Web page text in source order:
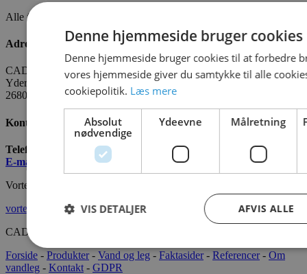
Alle fakta om CADO er tilgængelige
Adresse
CADO AQUA Danmark
Yderholmvej 35
2680 Solrød
Kontakt os
Telefon:
+45 7022 2628
E-mail
info@cado.dk
Vortex International
vortex-intl.com
CADOAQUA® 2022 Alle rettigheder forbeholdes.
Forside - Produkter- Vand og leg - Faktasider- Referencer- Om
vandleg - Kontakt - GDPR
Denne hjemmeside bruger cookies
Denne hjemmeside bruger cookies til at forbedre
vores hjemmeside giver du samtykke til alle
cookiepolitik. Læs mere
Absolut
nødvendige
Ydeevne Målretning
AFVIS ALLE
VIS DETALJER